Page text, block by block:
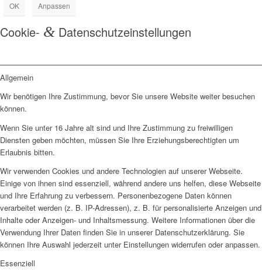
OK Anpassen
Cookie- & Datenschutzeinstellungen
Allgemein
Wir benötigen Ihre Zustimmung, bevor Sie unsere Website weiter besuchen
können.
Wenn Sie unter 16 Jahre alt sind und Ihre Zustimmung zu freiwilligen
Diensten geben möchten, müssen Sie Ihre Erziehungsberechtigten um
Erlaubnis bitten.
Wir verwenden Cookies und andere Technologien auf unserer Webseite.
Einige von ihnen sind essenziell, während andere uns helfen, diese Webseite
und Ihre Erfahrung zu verbessern. Personenbezogene Daten können
verarbeitet werden (z. B. IP-Adressen), z. B. für personalisierte Anzeigen und
Inhalte oder Anzeigen- und Inhaltsmessung. Weitere Informationen über die
Verwendung Ihrer Daten finden Sie in unserer Datenschutzerklärung. Sie
können Ihre Auswahl jederzeit unter Einstellungen widerrufen oder anpassen.
Essenziell